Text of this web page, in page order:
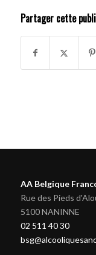
Partager cette
AA Belgique
Rue des Pieds
5100 NANINNE
02 511 40 30